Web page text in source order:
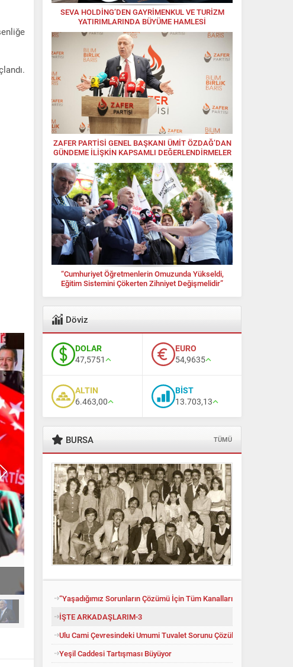
Ali Babacan’dan Yeni İttifak Hamlesi
SEVA HOLDİNG’DEN GAYRİMENKUL VE TURİZM
YATIRIMLARINDA BÜYÜME HAMLESİ
ZAFER PARTİSİ GENEL BAŞKANI ÜMİT ÖZDAĞ’DAN
GÜNDEME İLİŞKİN KAPSAMLI DEĞERLENDİRMELER
“Cumhuriyet Öğretmenlerin Omuzunda Yükseldi,
Eğitim Sistemini Çökerten Zihniyet Değişmelidir”
Döviz
DOLAR
47,5751
EURO
54,9635
ALTIN
6.463,00
BİST
13.703,13
BURSA TÜMÜ
“Yaşadığımız Sorunların Çözümü İçin Tüm Kanalları Denedik”
İŞTE ARKADAŞLARIM-3
Ulu Cami Çevresindeki Umumi Tuvalet Sorunu Çözüldü
Yeşil Caddesi Tartışması Büyüyor